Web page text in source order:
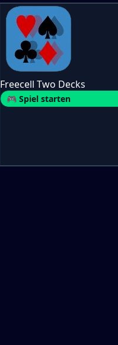
Freecell Two Decks
🎮 Spiel starten